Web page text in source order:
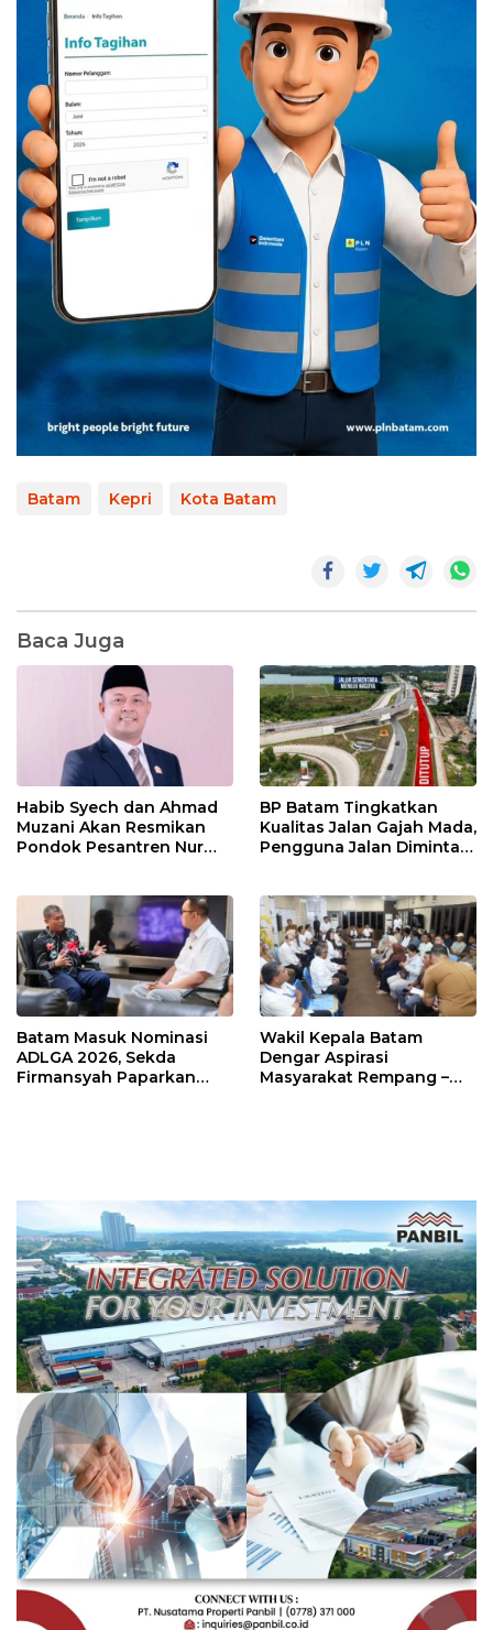
Batam Kepri Kota Batam
Baca Juga
Habib Syech dan Ahmad
Muzani Akan Resmikan
Pondok Pesantren Nur
BP Batam Tingkatkan
Kualitas Jalan Gajah Mada,
Pengguna Jalan Diminta
Batam Masuk Nominasi
ADLGA 2026, Sekda
Firmansyah Paparkan
Wakil Kepala Batam
Dengar Aspirasi
Masyarakat Rempang –